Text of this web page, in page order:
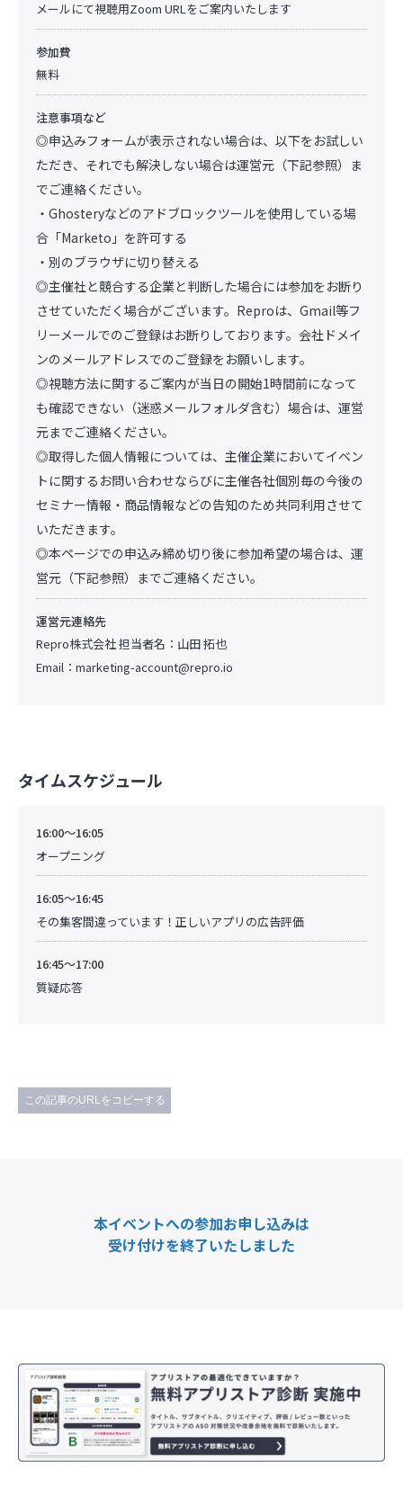
メールにて視聴用Zoom URLをご案内いたします
参加費
無料
注意事項など
◎申込みフォームが表示されない場合は、以下をお試しい
ただき、それでも解決しない場合は運営元（下記参照）ま
でご連絡ください。
・Ghosteryなどのアドブロックツールを使用している場
合「Marketo」を許可する
・別のブラウザに切り替える
◎主催社と競合する企業と判断した場合には参加をお断り
させていただく場合がございます。Reproは、Gmail等フ
リーメールでのご登録はお断りしております。会社ドメイ
ンのメールアドレスでのご登録をお願いします。
◎視聴方法に関するご案内が当日の開始1時間前になって
も確認できない（迷惑メールフォルダ含む）場合は、運営
元までご連絡ください。
◎取得した個人情報については、主催企業においてイベン
トに関するお問い合わせならびに主催各社個別毎の今後の
セミナー情報・商品情報などの告知のため共同利用させて
いただきます。
◎本ページでの申込み締め切り後に参加希望の場合は、運
営元（下記参照）までご連絡ください。
運営元連絡先
Repro株式会社 担当者名：山田 拓也
Email： marketing-account@repro.io
タイムスケジュール
16:00～16:05
オープニング
16:05～16:45
その集客間違っています！正しいアプリの広告評価
16:45～17:00
質疑応答
この記事のURLをコピーする
本イベントへの参加お申し込みは
受け付けを終了いたしました